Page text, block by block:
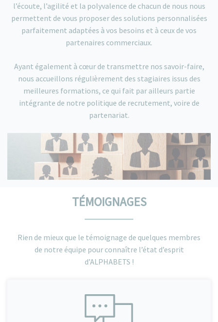
l’écoute, l’agilité et la polyvalence de chacun de nous nous
permettent de vous proposer des solutions personnalisées
parfaitement adaptées à vos besoins et à ceux de vos
partenaires commerciaux.
Ayant également à cœur de transmettre nos savoir-faire,
nous accueillons régulièrement des stagiaires issus des
meilleures formations, ce qui fait par ailleurs partie
intégrante de notre politique de recrutement, voire de
partenariat.
TÉMOIGNAGES
Rien de mieux que le témoignage de quelques membres
de notre équipe pour connaître l’état d’esprit
d’ALPHABETS !